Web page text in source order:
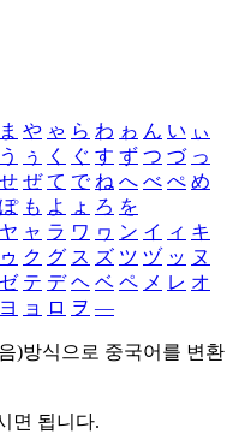
ま や ゃ ら わ ゎ ん い ぃ
う ぅ く ぐ す ず つ づ っ
せ ぜ て で ね へ べ ぺ め
ぽ も よ ょ ろ を
ヤ ャ ラ ワ ヮ ン イ ィ キ
ゥ ク グ ス ズ ツ ヅ ッ ヌ
ゼ テ デ ヘ ベ ペ メ レ オ
ヨ ョ ロ ヲ ―
)방식으로 중국어를 변환
면 됩니다.